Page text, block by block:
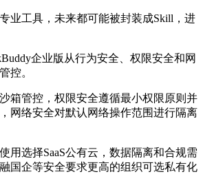
业工具，未来都可能被封装成Skill，进
企业版从行为安全、权限安全和网
控。
箱管控，权限安全遵循最小权限原则并
网络安全对默认网络操作范围进行隔离
用选择SaaS公有云，数据隔离和合规需
国企等安全要求更高的组织可选私有化